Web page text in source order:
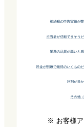
相続税の申告実績が
担当者が信頼できそう
業務の品質が高いと
料金が明瞭で納得のいくもの
評判が良
その他（
※ お客様